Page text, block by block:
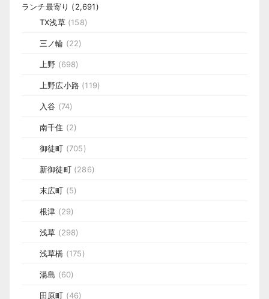
ランチ最寄り (2,691)
TX浅草(158)
三ノ輪 (22)
上野 (698)
上野広小路 (119)
入谷 (74)
南千住 (2)
御徒町 (705)
新御徒町(286)
末広町 (5)
根津 (29)
浅草 (298)
浅草橋 (175)
湯島 (60)
田原町 (46)